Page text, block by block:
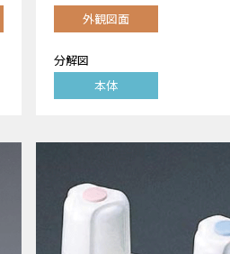
外観図面
分解図
本体